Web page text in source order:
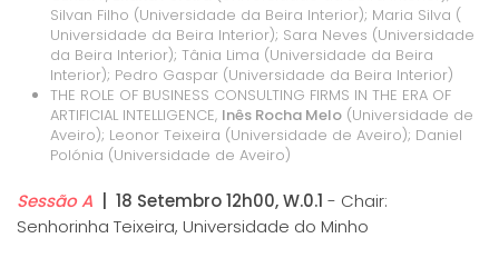
Silvan Filho (Universidade da Beira Interior); Maria Silva (
Universidade da Beira Interior); Sara Neves (Universidade
da Beira Interior); Tânia Lima (Universidade da Beira
Interior); Pedro Gaspar (Universidade da Beira Interior)
THE ROLE OF BUSINESS CONSULTING FIRMS IN THE ERA OF
ARTIFICIAL INTELLIGENCE, Inês Rocha Melo (Universidade de
Aveiro); Leonor Teixeira (Universidade de Aveiro); Daniel
Polónia (Universidade de Aveiro)
Sessão A | 18 Setembro 12h00, W.0.1 - Chair:
Senhorinha Teixeira, Universidade do Minho